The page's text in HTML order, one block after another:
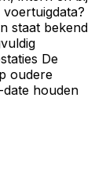
staat bekend
De
oudere
houden